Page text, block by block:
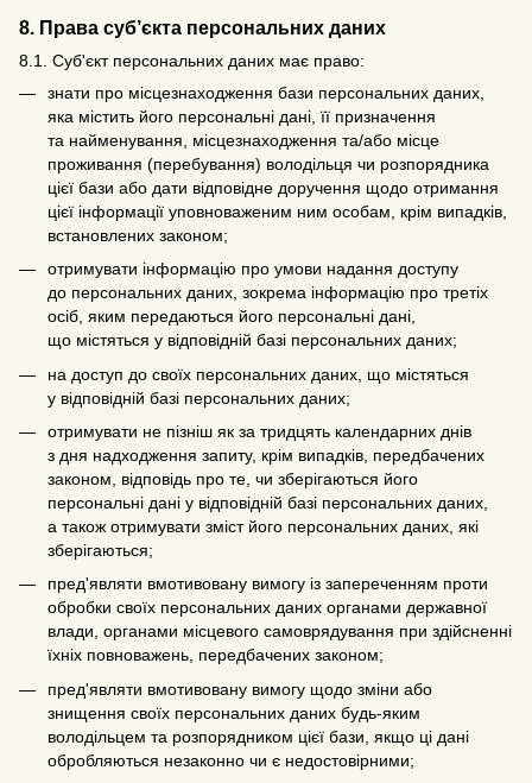
8. Права суб’єкта персональних даних
8.1. Суб'єкт персональних даних має право:
знати про місцезнаходження бази персональних даних,
яка містить його персональні дані, її призначення
та найменування, місцезнаходження та/або місце
проживання (перебування) володільця чи розпорядника
цієї бази або дати відповідне доручення щодо отримання
цієї інформації уповноваженим ним особам, крім випадків,
встановлених законом;
отримувати інформацію про умови надання доступу
до персональних даних, зокрема інформацію про третіх
осіб, яким передаються його персональні дані,
що містяться у відповідній базі персональних даних;
на доступ до своїх персональних даних, що містяться
у відповідній базі персональних даних;
отримувати не пізніш як за тридцять календарних днів
з дня надходження запиту, крім випадків, передбачених
законом, відповідь про те, чи зберігаються його
персональні дані у відповідній базі персональних даних,
а також отримувати зміст його персональних даних, які
зберігаються;
пред'являти вмотивовану вимогу із запереченням проти
обробки своїх персональних даних органами державної
влади, органами місцевого самоврядування при здійсненні
їхніх повноважень, передбачених законом;
пред'являти вмотивовану вимогу щодо зміни або
знищення своїх персональних даних будь-яким
володільцем та розпорядником цієї бази, якщо ці дані
обробляються незаконно чи є недостовірними;